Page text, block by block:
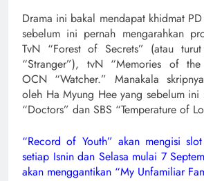
Drama ini bakal mendapat khidmat
sebelum ini pernah mengarahkan
TvN “Forest of Secrets” (atau
“Stranger”), tvN “Memories of
OCN “Watcher.” Manakala
oleh Ha Myung Hee yang sebelum ini
“Doctors” dan SBS “Temperature of
“Record of Youth” akan mengisi
setiap Isnin dan Selasa mulai 7
akan menggantikan “My Unfamiliar